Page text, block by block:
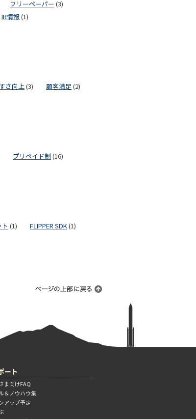
フリーペーパー (3)
IR情報 (1)
さ向上 (3) 顧客満足 (2)
プリペイド制 (16)
(1) FLIPPER SDK (1)
ート
ま向けFAQ
＆ノウハウ集
アップ予定